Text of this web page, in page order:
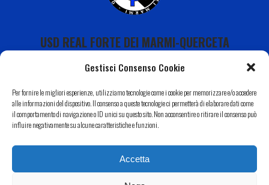
Gestisci Consenso Cookie
Per fornire le migliori esperienze, utilizziamo tecnologie come i cookie per memorizzare e/o accedere
alle informazioni del dispositivo. Il consenso a queste tecnologie ci permetterà di elaborare dati come
il comportamento di navigazione o ID unici su questo sito. Non acconsentire o ritirare il consenso può
influire negativamente su alcune caratteristiche e funzioni.
Accetta
USD REAL FORTE DEI MARMI-QUERCETA
Calendario
Il Nostro Territorio